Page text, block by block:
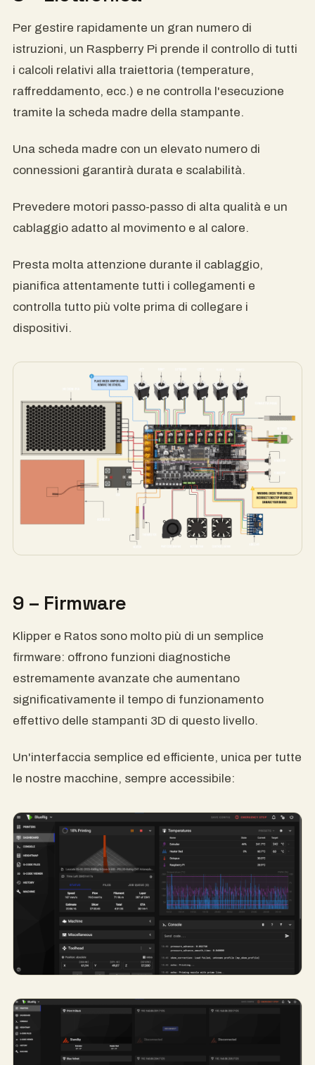
Per gestire rapidamente un gran numero di
istruzioni, un Raspberry Pi prende il controllo di tutti
i calcoli relativi alla traiettoria (temperature,
raffreddamento, ecc.) e ne controlla l'esecuzione
tramite la scheda madre della stampante.
Una scheda madre con un elevato numero di
connessioni garantirà durata e scalabilità.
Prevedere motori passo-passo di alta qualità e un
cablaggio adatto al movimento e al calore.
Presta molta attenzione durante il cablaggio,
pianifica attentamente tutti i collegamenti e
controlla tutto più volte prima di collegare i
dispositivi.
9 – Firmware
Klipper e Ratos sono molto più di un semplice
firmware: offrono funzioni diagnostiche
estremamente avanzate che aumentano
significativamente il tempo di funzionamento
effettivo delle stampanti 3D di questo livello.
Un'interfaccia semplice ed efficiente, unica per tutte
le nostre macchine, sempre accessibile: